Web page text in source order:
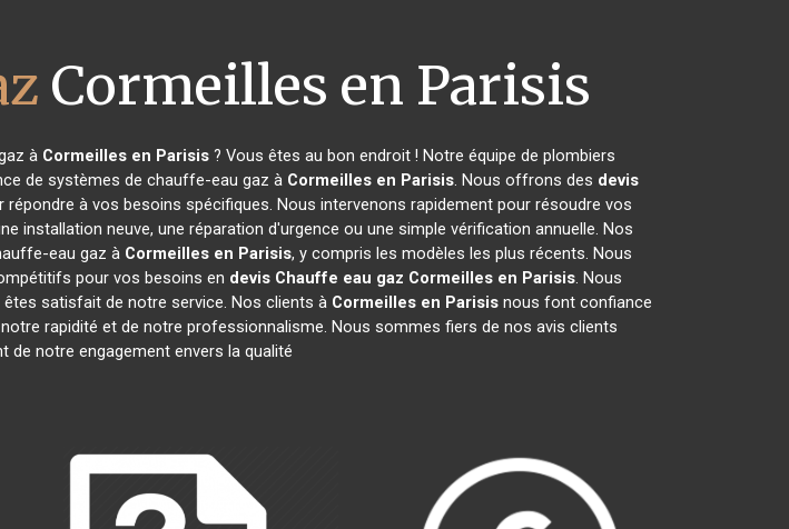
Cormeilles en Parisis
à Cormeilles en Parisis? Vous êtes au bon endroit ! Notre équipe de plombiers
de systèmes de chauffe-eau gaz à Cormeilles en Parisis. Nous offrons des devis
à vos besoins spécifiques. Nous intervenons rapidement pour résoudre vos
installation neuve, une réparation d'urgence ou une simple vérification annuelle. Nos
eau gaz à Cormeilles en Parisis, y compris les modèles les plus récents. Nous
pour vos besoins en devis Chauffe eau gaz Cormeilles en Parisis. Nous
satisfait de notre service. Nos clients à Cormeilles en Parisisnous font confiance
rapidité et de notre professionnalisme. Nous sommes fiers de nos avis clients
de notre engagement envers la qualité